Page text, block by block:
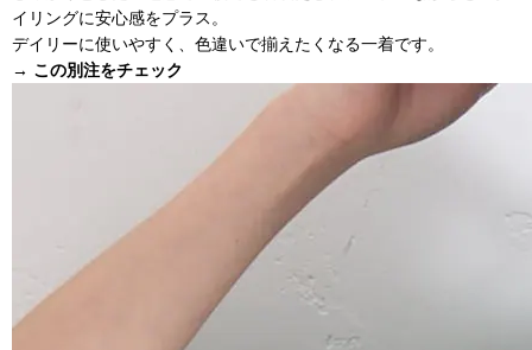
イリングに安心感をプラス。
デイリーに使いやすく、色違いで揃えたくなる一着です。
→ この別注をチェック